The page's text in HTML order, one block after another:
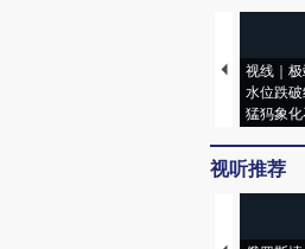
视线｜
水位跌
猛犸象
视听推荐